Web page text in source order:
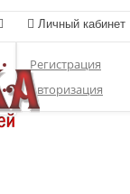
Личный кабинет
Регистрация
Авторизация